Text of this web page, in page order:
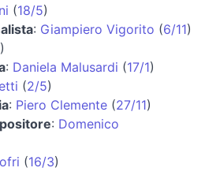
(18/5)
: Giampiero Vigorito (6/11)
)
: Daniela Malusardi (17/1)
(2/5)
: Piero Clemente (27/11)
: Domenico
(16/3)